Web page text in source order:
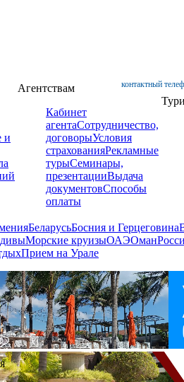
контактный
и
Агентствам
Кабинет
агентаСотрудничество,
договорыУсловия
страхованияРекламные
турыСеминары,
презентацииВыдача
документовСпособы
оплаты
БеларусьБосния и Герцеговина
Морские круизыОАЭОман
Прием на Урале